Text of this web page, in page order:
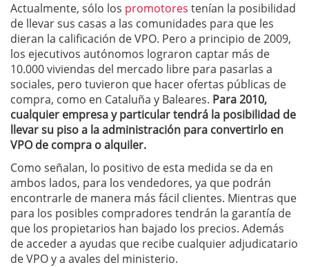
Actualmente, sólo los promotores tenían la posibilidad
de llevar sus casas a las comunidades para que les
dieran la calificación de VPO. Pero a principio de 2009,
los ejecutivos autónomos lograron captar más de
10.000 viviendas del mercado libre para pasarlas a
sociales, pero tuvieron que hacer ofertas públicas de
compra, como en Cataluña y Baleares. Para 2010,
cualquier empresa y particular tendrá la posibilidad de
llevar su piso a la administración para convertirlo en
VPO de compra o alquiler.
Como señalan, lo positivo de esta medida se da en
ambos lados, para los vendedores, ya que podrán
encontrarle de manera más fácil clientes. Mientras que
para los posibles compradores tendrán la garantía de
que los propietarios han bajado los precios. Además
de acceder a ayudas que recibe cualquier adjudicatario
de VPO y a avales del ministerio.